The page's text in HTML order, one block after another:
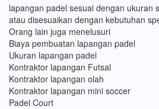
lapangan padel sesuai dengan ukuran
atau disesuaikan dengan kebutuhan
Orang lain juga menelusuri
Biaya pembuatan lapangan padel
Ukuran lapangan padel
Kontraktor lapangan Futsal
Kontraktor lapangan olah
Kontraktor lapangan mini soccer
Padel Court